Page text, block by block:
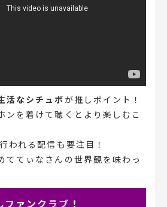
活なシチュボが推しポイント！
ンを着けて聴くとより楽しむこ
われる配信も要注目！
ててぃなさんの世界観を味わっ
ァンクラブ！